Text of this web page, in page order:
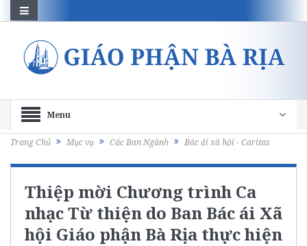
Menu
Trang Chủ Mục vụ Các Ban Ngành Bác ái xã hội - Caritas
Thiệp mời Chương trình Ca
nhạc Từ thiện do Ban Bác ái Xã
hội Giáo phận Bà Rịa thực hiện